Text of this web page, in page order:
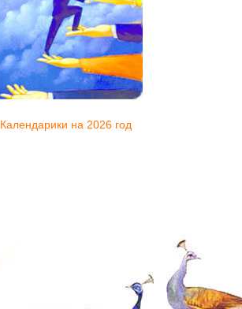
Календарики на 2026 год